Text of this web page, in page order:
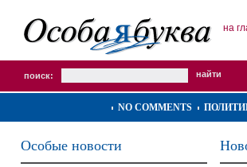
на
поиск:
NO COMMENTS
Особые новости